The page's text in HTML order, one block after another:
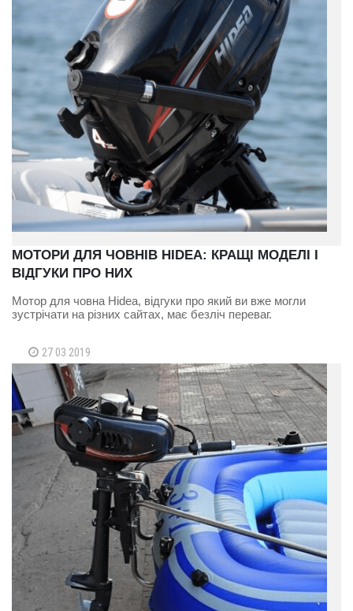
МОТОРИ ДЛЯ ЧОВНІВ HIDEA: КРАЩІ МОДЕЛІ І
ВІДГУКИ ПРО НИХ
Мотор для човна Hidea, відгуки про який ви вже могли
зустрічати на різних сайтах, має безліч переваг.
27 03 2019